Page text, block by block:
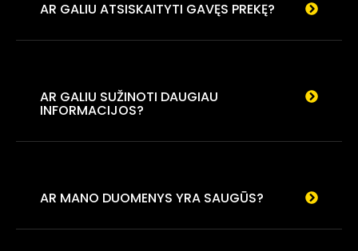
AR GALIU ATSISKAITYTI GAVĘS PREKĘ?
AR GALIU SUŽINOTI DAUGIAU
INFORMACIJOS?
AR MANO DUOMENYS YRA SAUGŪS?